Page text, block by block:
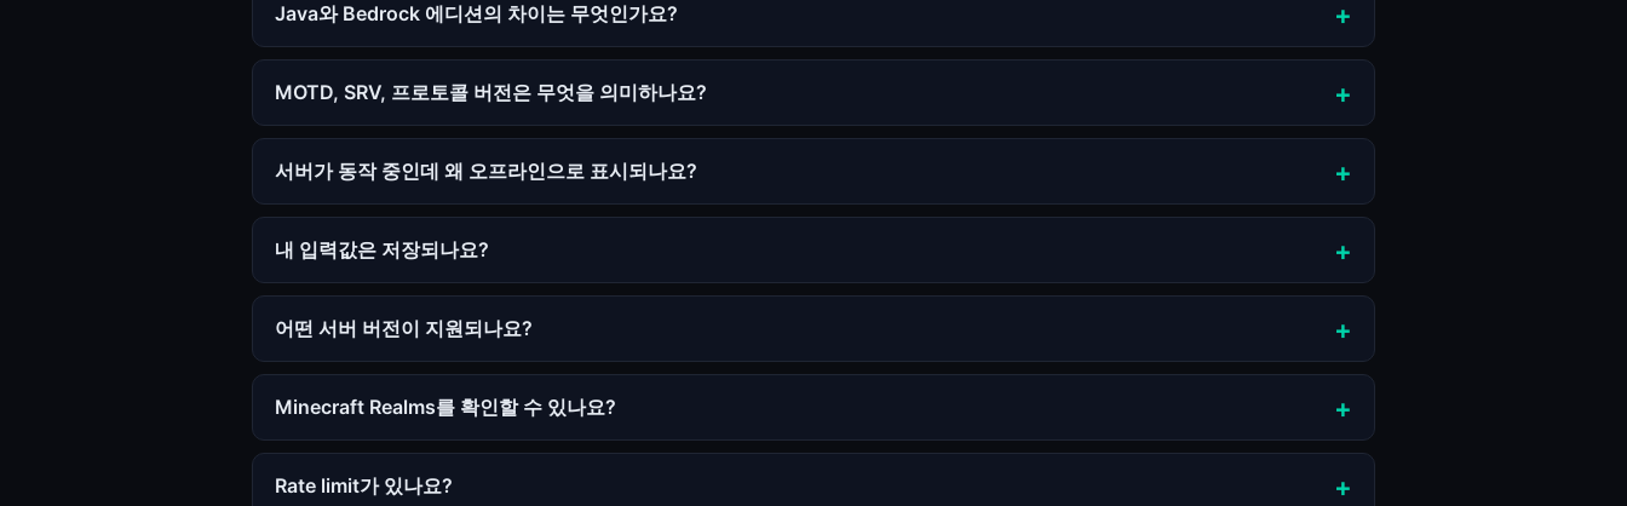
Java와 Bedrock 에디션의 차이는 무엇인가요?
MOTD, SRV, 프로토콜 버전은 무엇을 의미하나요?
서버가 동작 중인데 왜 오프라인으로 표시되나요?
내 입력값은 저장되나요?
어떤 서버 버전이 지원되나요?
Minecraft Realms를 확인할 수 있나요?
Rate limit가 있나요?